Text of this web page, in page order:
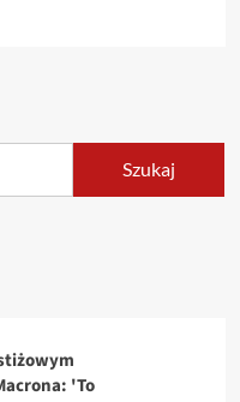
Szukaj
'To